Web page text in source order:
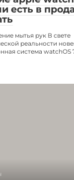
есть в
мытья рук В свете
реальности
система watchOS